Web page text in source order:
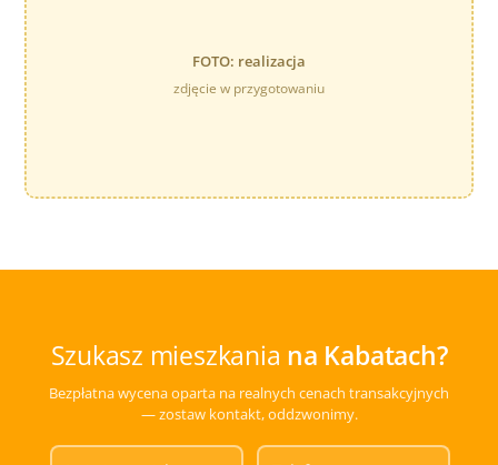
FOTO: realizacja
zdjęcie w przygotowaniu
Szukasz mieszkania na Kabatach?
Bezpłatna wycena oparta na realnych cenach transakcyjnych
— zostaw kontakt, oddzwonimy.